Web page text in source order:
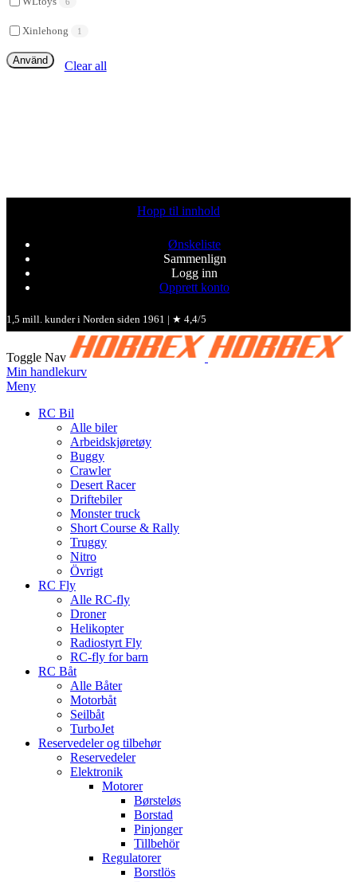
Xinlehong 1
Använd Clear all
Hopp til innhold
Ønskeliste
Sammenlign
Logg inn
Opprett konto
1,5 mill. kunder i Norden siden 1961 | ★ 4,4/5
Toggle Nav
Min handlekurv
Meny
RC Bil
Alle biler
Arbeidskjøretøy
Buggy
Crawler
Desert Racer
Driftebiler
Monster truck
Short Course & Rally
Truggy
Nitro
Övrigt
RC Fly
Alle RC-fly
Droner
Helikopter
Radiostyrt Fly
RC-fly for barn
RC Båt
Alle Båter
Motorbåt
Seilbåt
TurboJet
Reservedeler og tilbehør
Reservedeler
Elektronik
Motorer
Børsteløs
Borstad
Pinjonger
Tillbehör
Regulatorer
Borstlös